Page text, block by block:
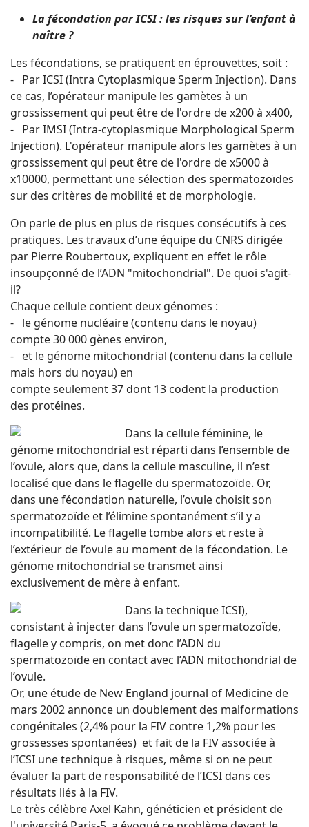
La fécondation par ICSI : les risques sur l’enfant à
naître ?
Les fécondations, se pratiquent en éprouvettes, soit :
- Par ICSI (Intra Cytoplasmique Sperm Injection). Dans
ce cas, l’opérateur manipule les gamètes à un
grossissement qui peut être de l'ordre de x200 à x400,
- Par IMSI (Intra-cytoplasmique Morphological Sperm
Injection). L'opérateur manipule alors les gamètes à un
grossissement qui peut être de l'ordre de x5000 à
x10000, permettant une sélection des spermatozoïdes
sur des critères de mobilité et de morphologie.
On parle de plus en plus de risques consécutifs à ces
pratiques. Les travaux d’une équipe du CNRS dirigée
par Pierre Roubertoux, expliquent en effet le rôle
insoupçonné de l’ADN "mitochondrial". De quoi s'agit-
il?
Chaque cellule contient deux génomes :
- le génome nucléaire (contenu dans le noyau)
compte 30 000 gènes environ,
- et le génome mitochondrial (contenu dans la cellule
mais hors du noyau) en
compte seulement 37 dont 13 codent la production
des protéines.
Dans la cellule féminine, le
génome mitochondrial est réparti dans l’ensemble de
l’ovule, alors que, dans la cellule masculine, il n’est
localisé que dans le flagelle du spermatozoïde. Or,
dans une fécondation naturelle, l’ovule choisit son
spermatozoïde et l’élimine spontanément s’il y a
incompatibilité. Le flagelle tombe alors et reste à
l’extérieur de l’ovule au moment de la fécondation. Le
génome mitochondrial se transmet ainsi
exclusivement de mère à enfant.
Dans la technique ICSI),
consistant à injecter dans l’ovule un spermatozoïde,
flagelle y compris, on met donc l’ADN du
spermatozoïde en contact avec l’ADN mitochondrial de
l’ovule.
Or, une étude de New England journal of Medicine de
mars 2002 annonce un doublement des malformations
congénitales (2,4% pour la FIV contre 1,2% pour les
grossesses spontanées) et fait de la FIV associée à
l’ICSI une technique à risques, même si on ne peut
évaluer la part de responsabilité de l’ICSI dans ces
résultats liés à la FIV.
Le très célèbre Axel Kahn, généticien et président de